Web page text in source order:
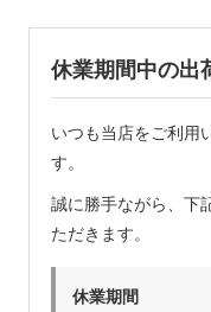
休業期間中の出
いつも当店をご利用
す。
誠に勝手ながら、下
ただきます。
休業期間